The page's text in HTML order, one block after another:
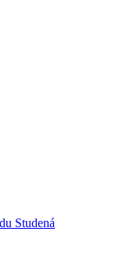
Studená